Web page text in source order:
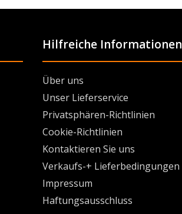
Hilfreiche Informationen
Über uns
Unser Lieferservice
Privatsphären-Richtlinien
Cookie-Richtlinien
Kontaktieren Sie uns
Verkaufs-+ Lieferbedingungen
Impressum
Haftungsausschluss